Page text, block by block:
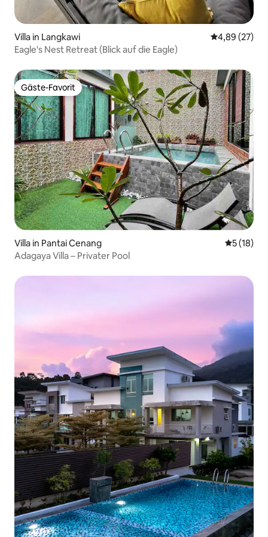
Villa in Langkawi
4,89 (27)
Eagle's Nest Retreat (Blick auf die Eagle)
Gäste-Favorit
Gäste-Favorit
Villa in Pantai Cenang
5 (18)
Adagaya Villa – Privater Pool